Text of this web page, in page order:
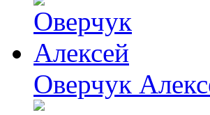
Оверчук